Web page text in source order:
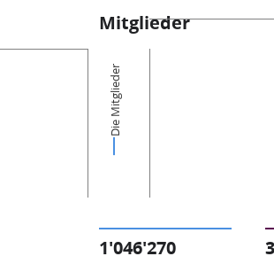
Mitglieder
Die Mitglieder
1'046'270